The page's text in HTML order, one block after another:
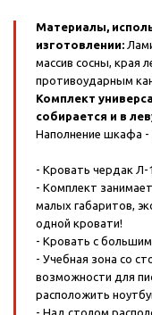
Материалы,
изготовлении:
массив сосны, края
противоударным
Комплект
собирается и в
Наполнение шкафа -
- Кровать чердак Л-
- Комплект
малых габаритов,
одной кровати!
- Кровать с
- Учебная зона со
возможности для
расположить
- Над столом